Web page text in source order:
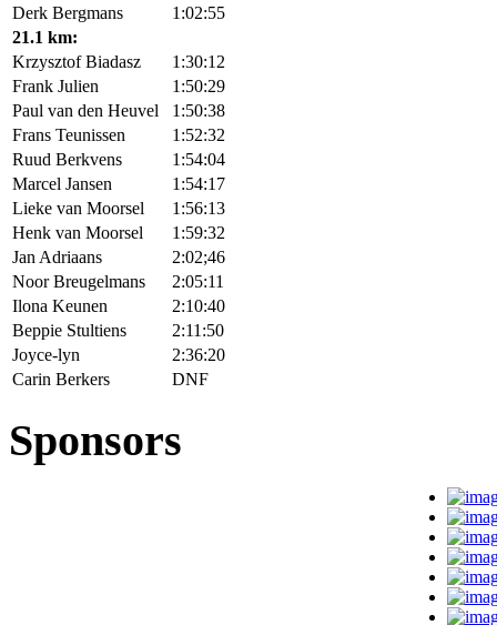
Derk Bergmans
1:02:55
21.1 km:
Krzysztof Biadasz
1:30:12
Frank Julien
1:50:29
Paul van den Heuvel
1:50:38
Frans Teunissen
1:52:32
Ruud Berkvens
1:54:04
Marcel Jansen
1:54:17
Lieke van Moorsel
1:56:13
Henk van Moorsel
1:59:32
Jan Adriaans
2:02;46
Noor Breugelmans
2:05:11
Ilona Keunen
2:10:40
Beppie Stultiens
2:11:50
Joyce-lyn
2:36:20
Carin Berkers
DNF
Sponsors